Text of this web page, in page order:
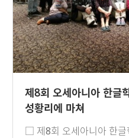
제8회 오세아니아 한글
성황리에 마쳐
□ 제8회 오세아니아 한글